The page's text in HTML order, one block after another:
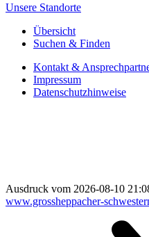
Unsere Standorte
Übersicht
Suchen & Finden
Kontakt &
Impressum
Datenschutzhinweise
Ausdruck vom 2026-08-10
www.grossheppacher-